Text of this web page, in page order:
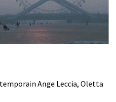
Ange Leccia, Oletta